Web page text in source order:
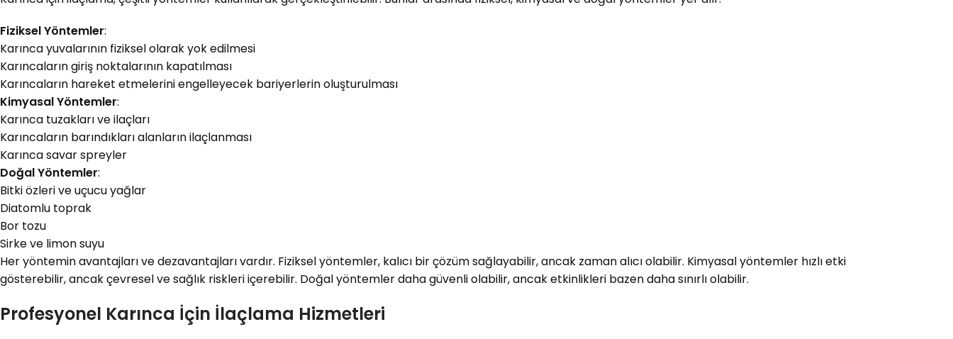
Fiziksel Yöntemler:
Karınca yuvalarının fiziksel olarak yok edilmesi
Karıncaların giriş noktalarının kapatılması
Karıncaların hareket etmelerini engelleyecek bariyerlerin oluşturulması
Kimyasal Yöntemler:
Karınca tuzakları ve ilaçları
Karıncaların barındıkları alanların ilaçlanması
Karınca savar spreyler
Doğal Yöntemler:
Bitki özleri ve uçucu yağlar
Diatomlu toprak
Bor tozu
Sirke ve limon suyu
Her yöntemin avantajları ve dezavantajları vardır. Fiziksel yöntemler, kalıcı bir çözüm sağlayabilir, ancak zaman alıcı olabilir. Kimyasal yöntemler hızlı etki
gösterebilir, ancak çevresel ve sağlık riskleri içerebilir. Doğal yöntemler daha güvenli olabilir, ancak etkinlikleri bazen daha sınırlı olabilir.
Profesyonel Karınca İçin İlaçlama Hizmetleri